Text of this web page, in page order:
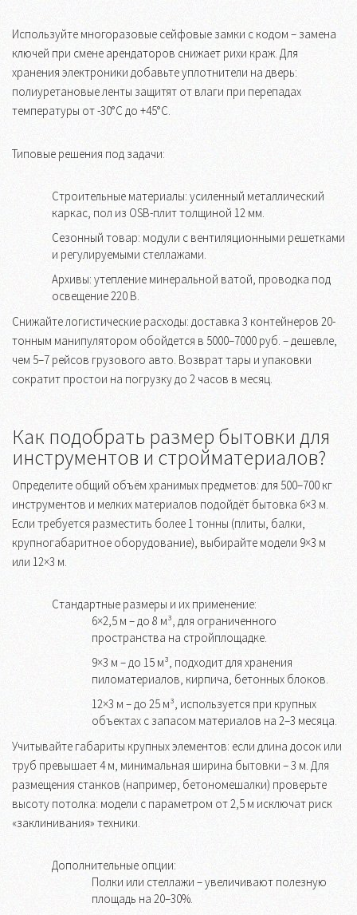
Используйте многоразовые сейфовые замки с кодом – замена
ключей при смене арендаторов снижает рихи краж. Для
хранения электроники добавьте уплотнители на дверь:
полиуретановые ленты защитят от влаги при перепадах
температуры от -30°C до +45°C.
Типовые решения под задачи:
Строительные материалы: усиленный металлический
каркас, пол из OSB-плит толщиной 12 мм.
Сезонный товар: модули с вентиляционными решетками
и регулируемыми стеллажами.
Архивы: утепление минеральной ватой, проводка под
освещение 220 В.
Снижайте логистические расходы: доставка 3 контейнеров 20-
тонным манипулятором обойдется в 5000–7000 руб. – дешевле,
чем 5–7 рейсов грузового авто. Возврат тары и упаковки
сократит простои на погрузку до 2 часов в месяц.
Как подобрать размер бытовки для
инструментов и стройматериалов?
Определите общий объём хранимых предметов: для 500–700 кг
инструментов и мелких материалов подойдёт бытовка 6×3 м.
Если требуется разместить более 1 тонны (плиты, балки,
крупногабаритное оборудование), выбирайте модели 9×3 м
или 12×3 м.
Стандартные размеры и их применение:
6×2,5 м – до 8 м³, для ограниченного
пространства на стройплощадке.
9×3 м – до 15 м³, подходит для хранения
пиломатериалов, кирпича, бетонных блоков.
12×3 м – до 25 м³, используется при крупных
объектах с запасом материалов на 2–3 месяца.
Учитывайте габариты крупных элементов: если длина досок или
труб превышает 4 м, минимальная ширина бытовки – 3 м. Для
размещения станков (например, бетономешалки) проверьте
высоту потолка: модели с параметром от 2,5 м исключат риск
«заклинивания» техники.
Дополнительные опции:
Полки или стеллажи – увеличивают полезную
площадь на 20–30%.